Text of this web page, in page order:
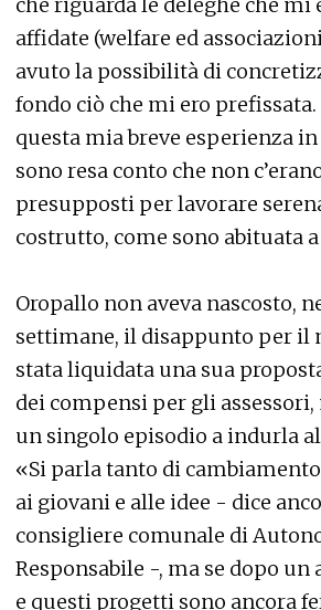
affidate (welfare ed
avuto la possibilità di
fondo ciò che mi ero
questa mia breve esperienza
sono resa conto che non
presupposti per lavorare
costrutto, come sono abituata
Oropallo non aveva nascosto,
settimane, il disappunto per il
stata liquidata una sua
dei compensi per gli assessori,
un singolo episodio a indurla
«Si parla tanto di
ai giovani e alle idee - dice
consigliere comunale di
Responsabile -, ma se dopo un
e questi progetti sono ancora